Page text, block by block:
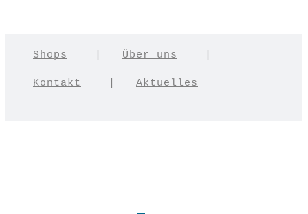
Shops Über uns
Kontakt Aktuelles